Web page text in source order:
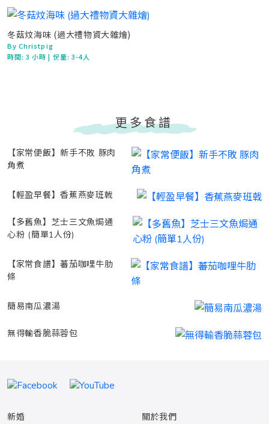
冬菇炆海味 (過大禮物資大雜燴)
By Christpig
時間:3 小時| 份量: 3-4人
更多食譜
【家常便飯】新手不敗 豚肉
角煮
【輕盈早餐】香蕉燕麥班戟
【多舊魚】芝士三文魚焗通
心粉 (簡單1人份)
【家常食譜】蕃茄咖哩牛肋
條
簡易南瓜濃湯
無得輸香脆蒜蓉包
新婚 關於我們